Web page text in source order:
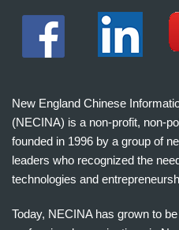
New England Chinese
(NECINA) is a non-profit, non-
founded in 1996 by a group of
leaders who recognized the
technologies and
Today, NECINA has grown to